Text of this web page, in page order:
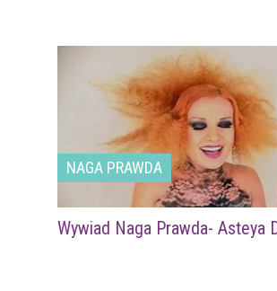
NAGA PRAWDA
Wywiad Naga Prawda- Asteya